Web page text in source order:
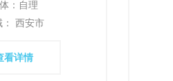
：自理
： 西安市
看详情